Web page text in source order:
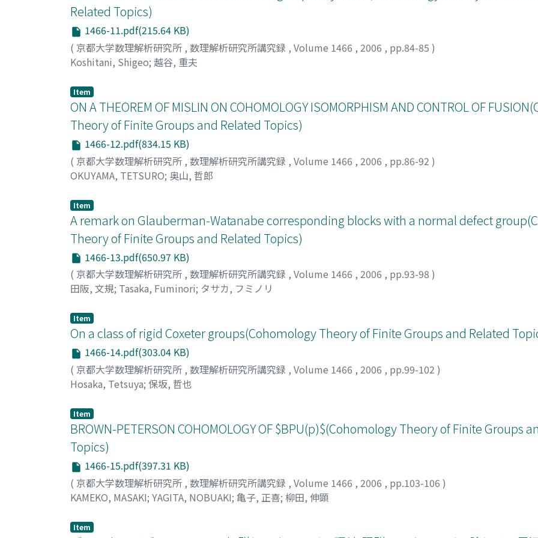
Related Topics)
1466-11.pdf(215.64 KB)
( 京都大学数理解析研究所 , 数理解析研究所講究録 , Volume 1466 , 2006 , pp.84-85 )
Koshitani, Shigeo; 越谷, 重夫
Item
ON A THEOREM OF MISLIN ON COHOMOLOGY ISOMORPHISM AND CONTROL OF
Theory of Finite Groups and Related Topics)
1466-12.pdf(834.15 KB)
( 京都大学数理解析研究所 , 数理解析研究所講究録 , Volume 1466 , 2006 , pp.86-92 )
OKUYAMA, TETSURO; 奥山, 哲郎
Item
A remark on Glauberman-Watanabe corresponding blocks with a normal defect
Theory of Finite Groups and Related Topics)
1466-13.pdf(650.97 KB)
( 京都大学数理解析研究所 , 数理解析研究所講究録 , Volume 1466 , 2006 , pp.93-98 )
田阪, 文規; Tasaka, Fuminori; タサカ, フミノリ
Item
On a class of rigid Coxeter groups(Cohomology Theory of Finite Groups and Related
1466-14.pdf(303.04 KB)
( 京都大学数理解析研究所 , 数理解析研究所講究録 , Volume 1466 , 2006 , pp.99-102 )
Hosaka, Tetsuya; 保坂, 哲也
Item
BROWN-PETERSON COHOMOLOGY OF $BPU(p)$(Cohomology Theory of Finite Groups
Topics)
1466-15.pdf(397.31 KB)
( 京都大学数理解析研究所 , 数理解析研究所講究録 , Volume 1466 , 2006 , pp.103-106 )
KAMEKO, MASAKI; YAGITA, NOBUAKI; 亀子, 正喜; 柳田, 伸顕
Item